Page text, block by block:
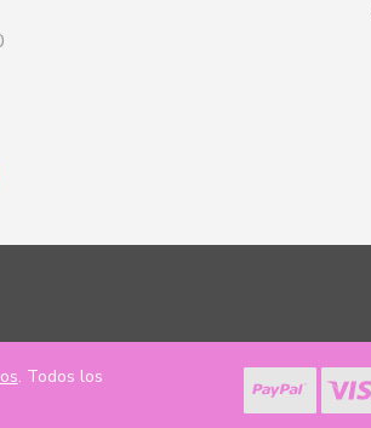
. Todos los